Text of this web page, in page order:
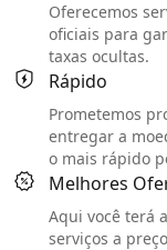
Oferecemos
oficiais para
taxas ocultas.
Rápido
Prometemos
entregar a
o mais rápido
Melhores
Aqui você terá
serviços a